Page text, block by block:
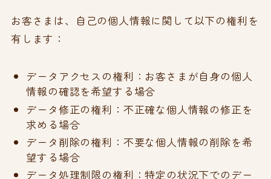
お客さまは、自己の個人情報に関して以下の権利を
有します：
データアクセスの権利：お客さまが自身の個人
情報の確認を希望する場合
データ修正の権利：不正確な個人情報の修正を
求める場合
データ削除の権利：不要な個人情報の削除を希
望する場合
データ処理制限の権利：特定の状況下でのデー